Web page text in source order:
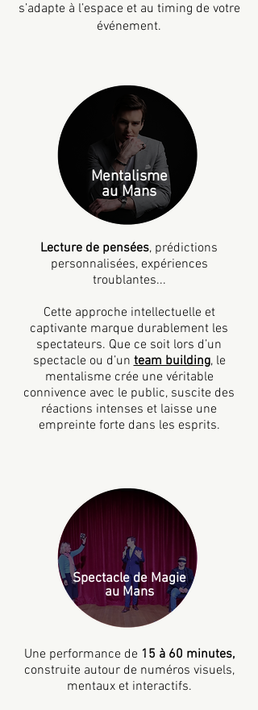
s’adapte à l’espace et au timing de votre
événement.
Mentalisme
au Mans
Lecture de pensées, prédictions
personnalisées, expériences
troublantes...
Cette approche intellectuelle et
captivante marque durablement les
spectateurs. Que ce soit lors d’un
spectacle ou d’unteam building, le
mentalisme crée une véritable
connivence avec le public, suscite des
réactions intenses et laisse une
empreinte forte dans les esprits.
Spectacle de Magie
au Mans
Une performance de 15 à 60 minutes,
construite autour de numéros visuels,
mentaux et interactifs.